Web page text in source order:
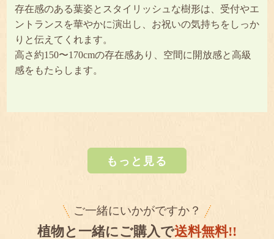
存在感のある葉姿とスタイリッシュな樹形は、受付やエ
ントランスを華やかに演出し、お祝いの気持ちをしっか
りと伝えてくれます。
高さ約150〜170cmの存在感あり、空間に開放感と高級
感をもたらします。
もっと見る
ご一緒にいかがですか？
植物と一緒にご購入で送料無料!!